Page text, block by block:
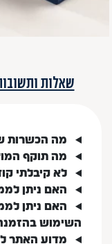
שאלות
מה הכשרות
מה תוקף
לא קיבלתי
האם ניתן
האם ניתן
השימוש
מדוע האתר